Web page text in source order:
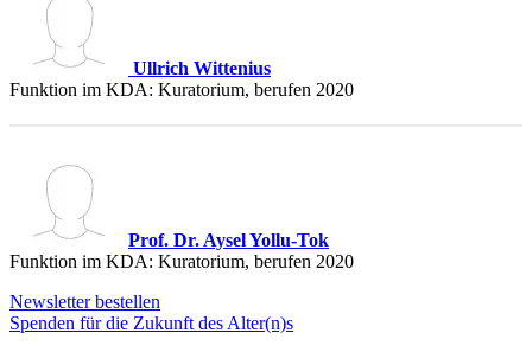
Ullrich Wittenius
Funktion im KDA: Kuratorium, berufen 2020
Prof. Dr. Aysel Yollu-Tok
Funktion im KDA: Kuratorium, berufen 2020
Newsletter bestellen
Spenden für die Zukunft des Alter(n)s